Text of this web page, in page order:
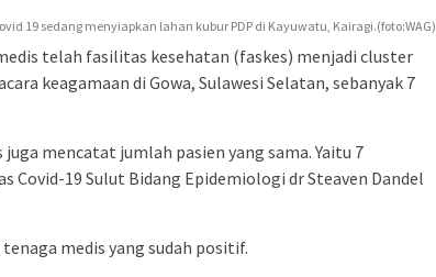
19 sedang menyiapkan lahan kubur PDP di Kayuwatu, Kairagi.(foto:WAG)
telah fasilitas kesehatan (faskes) menjadi cluster
keagamaan di Gowa, Sulawesi Selatan, sebanyak 7
mencatat jumlah pasien yang sama. Yaitu 7
Covid-19 Sulut Bidang Epidemiologi dr Steaven Dandel
medis yang sudah positif.